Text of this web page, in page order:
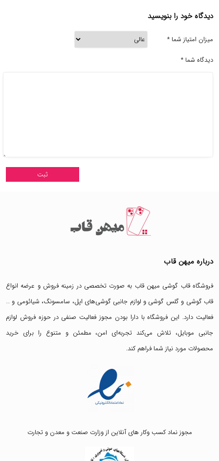
دیدگاه خود را بنویسید
میزان امتیاز شما *
دیدگاه شما *
درباره میهن قاب
فروشگاه قاب گوشی میهن قاب به صورت تخصصی در زمینه فروش و عرضه انواع
قاب گوشی وگلس گوشی و لوازم جانبی گوشی‌های اپل، سامسونگ، شیائومی و …
فعالیت دارد. این فروشگاه با دارا بودن مجوز فعالیت صنفی در حوزه فروش لوازم
جانبی موبایل، تلاش می‌کند تجربه‌ای امن، مطمئن و متنوع را برای خرید
محصولات مورد نیاز شما فراهم کند.
مجوز نماد کسب وکار های آنلاین از وزارت صنعت و معدن و تجارت